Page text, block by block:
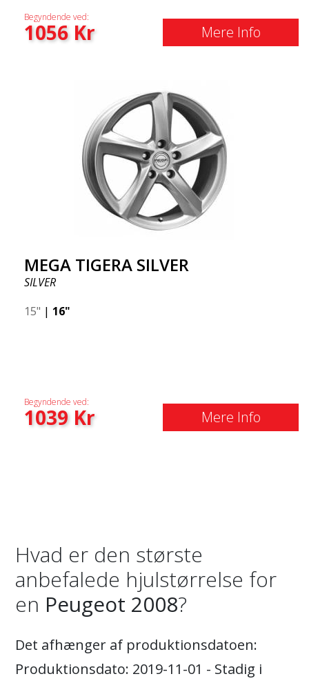
Begyndende ved:
1056Kr Mere Info
MEGA TIGERA SILVER
SILVER
15" | 16"
Begyndende ved:
1039Kr Mere Info
Hvad er den største
anbefalede hjulstørrelse for
en Peugeot 2008?
Det afhænger af produktionsdatoen:
Produktionsdato: 2019-11-01 - Stadig i